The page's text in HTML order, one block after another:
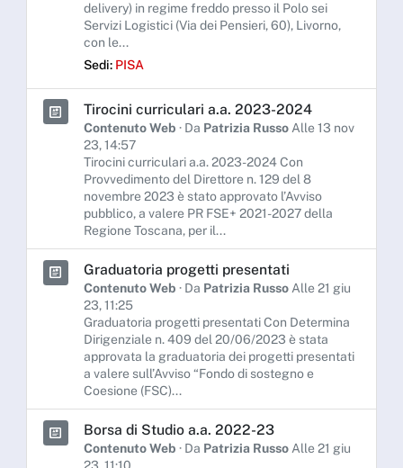
delivery) in regime freddo presso il Polo sei
Servizi Logistici (Via dei Pensieri, 60), Livorno,
con le...
Sedi: PISA
Tirocini curriculari a.a. 2023-2024
Contenuto Web · Da Patrizia Russo Alle 13 nov
23, 14:57
Tirocini curriculari a.a. 2023-2024 Con
Provvedimento del Direttore n. 129 del 8
novembre 2023 è stato approvato l’Avviso
pubblico, a valere PR FSE+ 2021-2027 della
Regione Toscana, per il...
Graduatoria progetti presentati
Contenuto Web · Da Patrizia Russo Alle 21 giu
23, 11:25
Graduatoria progetti presentati Con Determina
Dirigenziale n. 409 del 20/06/2023 è stata
approvata la graduatoria dei progetti presentati
a valere sull’Avviso “Fondo di sostegno e
Coesione (FSC)...
Borsa di Studio a.a. 2022-23
Contenuto Web · Da Patrizia Russo Alle 21 giu
23, 11:10